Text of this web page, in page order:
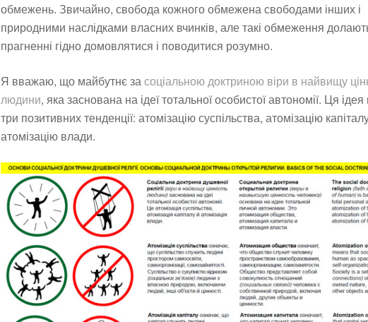
обмежень. Звичайно, свобода кожного обмежена свободами інших і
природними наслідками власних вчинків, але такі обмеження
прагненні гідно домовлятися і поводитися розумно.
Я вважаю, що майбутнє засоціальною доктриною віри в найвищу
людини, яка заснована на ідеї тотальної особистої автономії. Ця
три позитивних тенденції: атомізацію суспільства, атомізацію
атомізацію влади.